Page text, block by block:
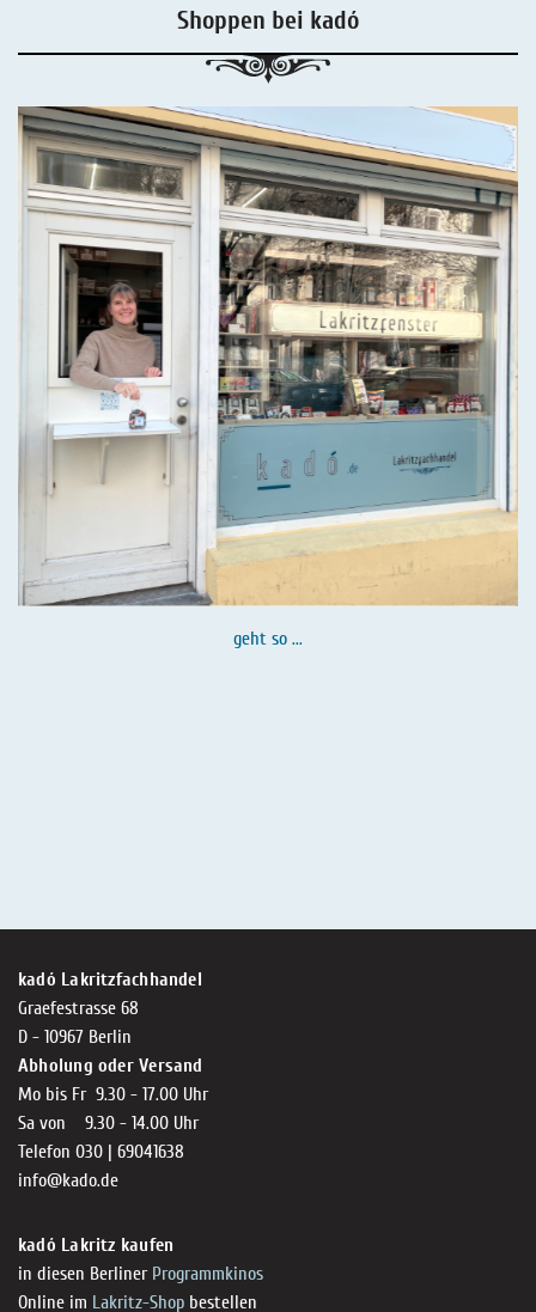
Shoppen bei kadó
geht so ...
kadó Lakritzfachhandel
Graefestrasse 68
D - 10967 Berlin
Abholung oder Versand
Mo bis Fr 9.30 - 17.00 Uhr
Sa von 9.30 - 14.00 Uhr
Telefon 030 | 69041638
info@kado.de
kadó Lakritz kaufen
in diesen Berliner Programmkinos
Online im Lakritz-Shop bestellen